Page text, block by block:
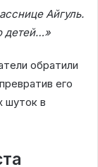
Айгуль.
детей…»
обратили
его
шуток в